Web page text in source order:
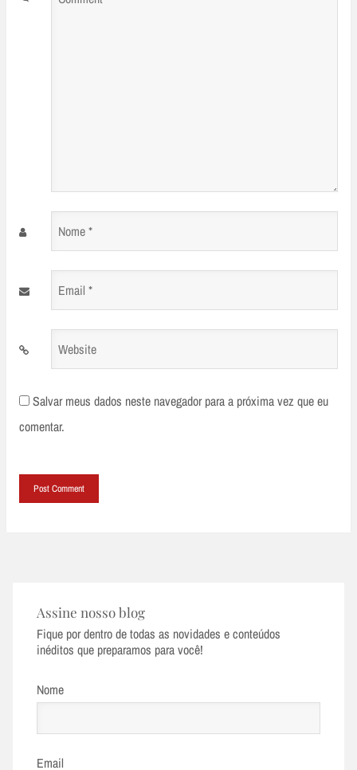
Nome
Email
Website
Salvar meus dados neste navegador para a próxima vez que eu
comentar.
Assine nosso blog
Fique por dentro de todas as novidades e conteúdos
inéditos que preparamos para você!
Nome
Email